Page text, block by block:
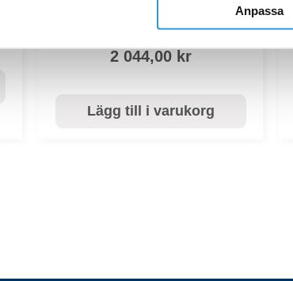
Anpassa
2 044,00 kr
Lägg till i varukorg